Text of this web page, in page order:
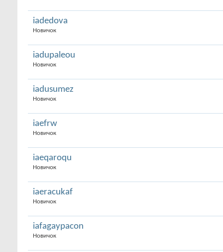
iadedova
Новичок
iadupaleou
Новичок
iadusumez
Новичок
iaefrw
Новичок
iaeqaroqu
Новичок
iaeracukaf
Новичок
iafagaypacon
Новичок